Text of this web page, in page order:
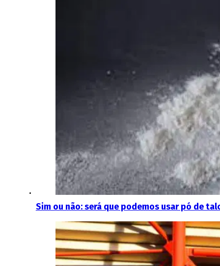
Sim ou não: será que podemos usar pó de